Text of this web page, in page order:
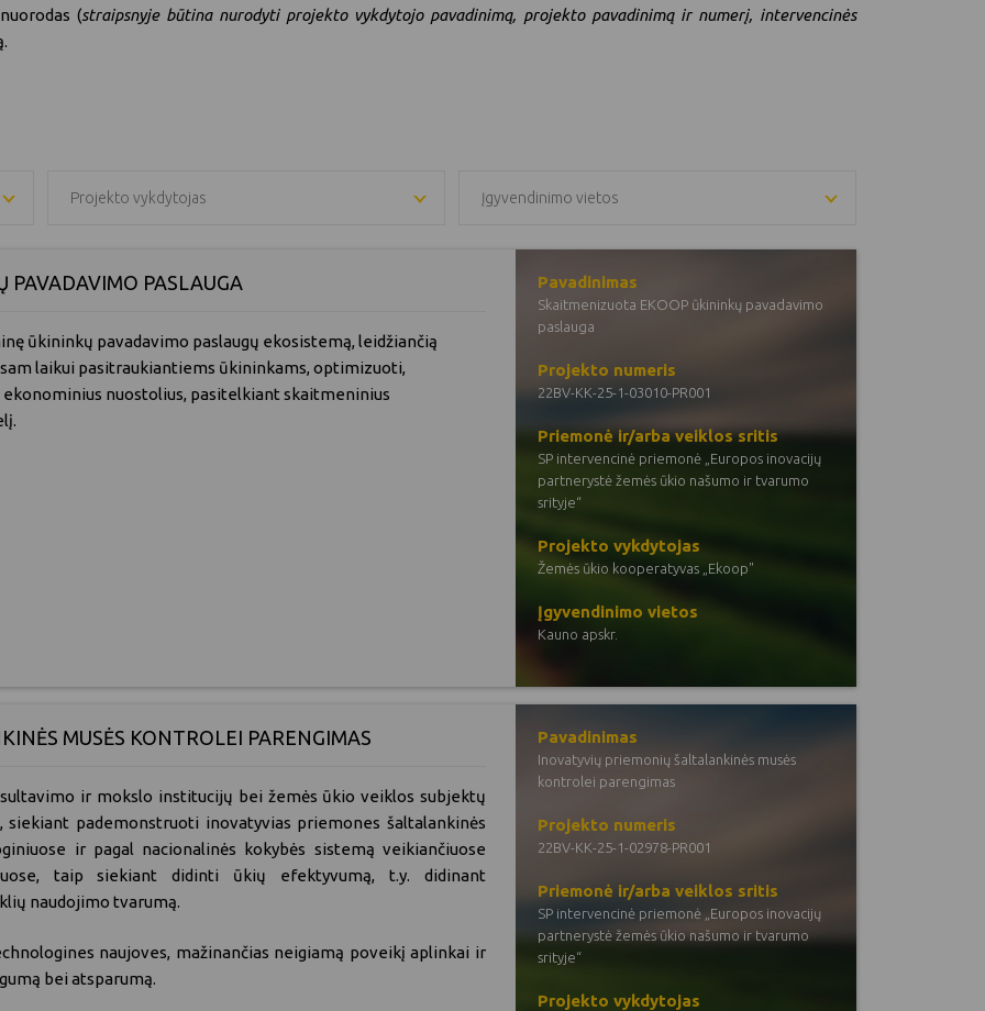
(straipsnyje būtina nurodyti projekto vykdytojo pavadinimą, projekto pavadinimą ir numerį, intervencinės
Projekto vykdytojas Įgyvendinimo vietos
PAVADAVIMO PASLAUGA
ūkininkų pavadavimo paslaugų ekosistemą, leidžiančią
laikui pasitraukiantiems ūkininkams, optimizuoti,
nuostolius, pasitelkiant skaitmeninius
Pavadinimas
Skaitmenizuota EKOOP ūkininkų pavadavimo
paslauga
Projekto numeris
22BV-KK-25-1-03010-PR001
Priemonė ir/arba veiklos sritis
SP intervencinė priemonė „Europos inovacijų
partnerystė žemės ūkio našumo ir tvarumo
srityje“
Projekto vykdytojas
Žemės ūkio kooperatyvas „Ekoop"
Įgyvendinimo vietos
Kauno apskr.
MUSĖS KONTROLEI PARENGIMAS
ir mokslo institucijų bei žemės ūkio veiklos subjektų
siekiant pademonstruoti inovatyvias priemones šaltalankinės
ir pagal nacionalinės kokybės sistemą veikiančiuose
taip siekiant didinti ūkių efektyvumą, t.y. didinant
naudojimo tvarumą.
naujoves, mažinančias neigiamą poveikį aplinkai ir
bei atsparumą.
Pavadinimas
Inovatyvių priemonių šaltalankinės musės
kontrolei parengimas
Projekto numeris
22BV-KK-25-1-02978-PR001
Priemonė ir/arba veiklos sritis
SP intervencinė priemonė „Europos inovacijų
partnerystė žemės ūkio našumo ir tvarumo
srityje“
Projekto vykdytojas